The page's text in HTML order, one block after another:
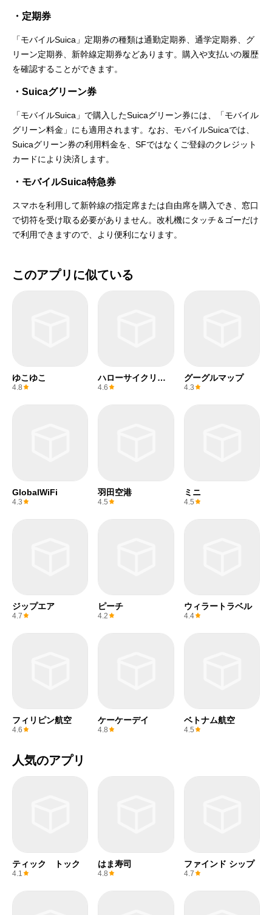
・定期券
「モバイルSuica」定期券の種類は通勤定期券、通学定期券、グ
リーン定期券、新幹線定期券などあります。購入や支払いの履歴
を確認することができます。
・Suicaグリーン券
「モバイルSuica」で購入したSuicaグリーン券には、「モバイル
グリーン料金」にも適用されます。なお、モバイルSuicaでは、
Suicaグリーン券の利用料金を、SFではなくご登録のクレジット
カードにより決済します。
・モバイルSuica特急券
スマホを利用して新幹線の指定席または自由席を購入でき、窓口
で切符を受け取る必要がありません。改札機にタッチ＆ゴーだけ
で利用できますので、より便利になります。
このアプリに似ている
ゆこゆこ
4.8
ハローサイクリン
グ
4.6
グーグルマップ
4.3
GlobalWiFi
4.3
羽田空港
4.5
ミニ
4.5
ジップエア
4.7
ピーチ
4.2
ウィラートラベル
4.4
フィリピン航空
4.6
ケーケーデイ
4.8
ベトナム航空
4.5
人気のアプリ
ティック トック
4.1
はま寿司
4.8
ファインド シップ
4.7